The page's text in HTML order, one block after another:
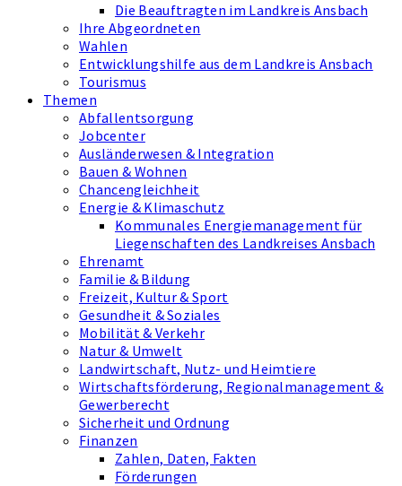
Die Beauftragten im Landkreis Ansbach
Ihre Abgeordneten
Wahlen
Entwicklungshilfe aus dem Landkreis Ansbach
Tourismus
Themen
Abfallentsorgung
Jobcenter
Ausländerwesen & Integration
Bauen & Wohnen
Chancengleichheit
Energie & Klimaschutz
Kommunales Energiemanagement für
Liegenschaften des Landkreises Ansbach
Ehrenamt
Familie & Bildung
Freizeit, Kultur & Sport
Gesundheit & Soziales
Mobilität & Verkehr
Natur & Umwelt
Landwirtschaft, Nutz- und Heimtiere
Wirtschaftsförderung, Regionalmanagement &
Gewerberecht
Sicherheit und Ordnung
Finanzen
Zahlen, Daten, Fakten
Förderungen